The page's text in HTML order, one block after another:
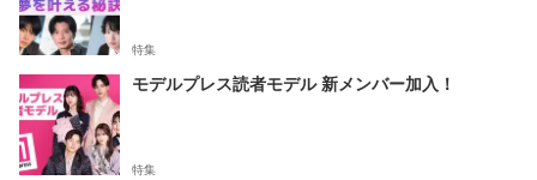
特集
モデルプレス読者モデル 新メンバー加入！
特集